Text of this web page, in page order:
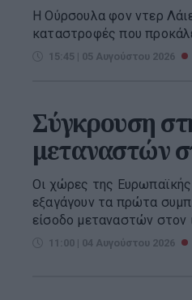
Η Ούρσουλα φον ντερ
καταστροφές που
15:45 | 05 Αυγούστου 2026
Σύγκρουση
μεταναστών
Οι χώρες της
εξαγάγουν τα πρώτα
είσοδο μεταναστών στον
11:00 | 04 Αυγούστου 2026